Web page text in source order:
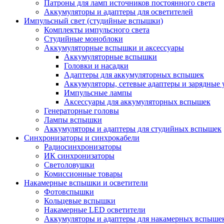
Патроны для ламп источников постоянного света
Аккумуляторы и адаптеры для осветителей
Импульсный свет (студийные вспышки)
Комплекты импульсного света
Студийные моноблоки
Аккумуляторные вспышки и аксессуары
Аккумуляторные вспышки
Головки и насадки
Адаптеры для аккумуляторных вспышек
Аккумуляторы, сетевые адаптеры и зарядные
Импульсные лампы
Аксессуары для аккумуляторных вспышек
Генераторные головы
Лампы вспышки
Аккумуляторы и адаптеры для студийных вспышек
Синхронизаторы и синхрокабели
Радиосинхронизаторы
ИК синхронизаторы
Светоловушки
Комиссионные товары
Накамерные вспышки и осветители
Фотовспышки
Кольцевые вспышки
Накамерные LED осветители
Аккумуляторы и адаптеры для накамерных